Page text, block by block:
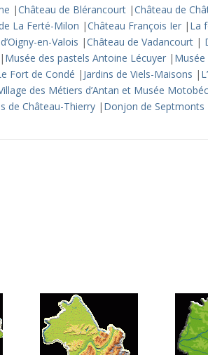
|Château de Blérancourt |Château de
La Ferté-Milon |Château François Ier | La
en-Valois |Château de Vadancourt |
| Musée des pastels Antoine Lécuyer | Musée
Fort de Condé | Jardins de Viels-Maisons |
des Métiers d’Antan et Musée
de Château-Thierry | Donjon de Septmonts